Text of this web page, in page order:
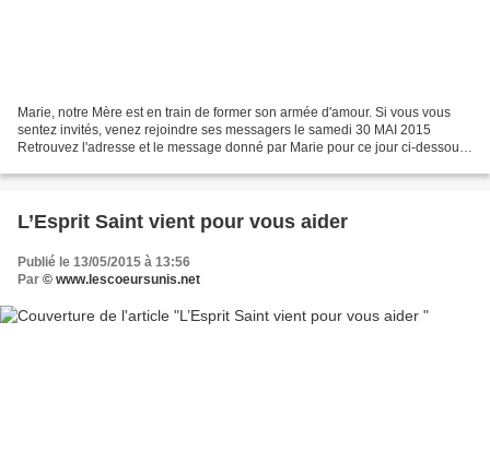
Marie, notre Mère est en train de former son armée d'amour. Si vous vous
sentez invités, venez rejoindre ses messagers le samedi 30 MAI 2015
Retrouvez l'adresse et le message donné par Marie pour ce jour ci-dessous.
L’Esprit Saint vient pour vous aider
Publié le 13/05/2015 à 13:56
Par © www.lescoeursunis.net